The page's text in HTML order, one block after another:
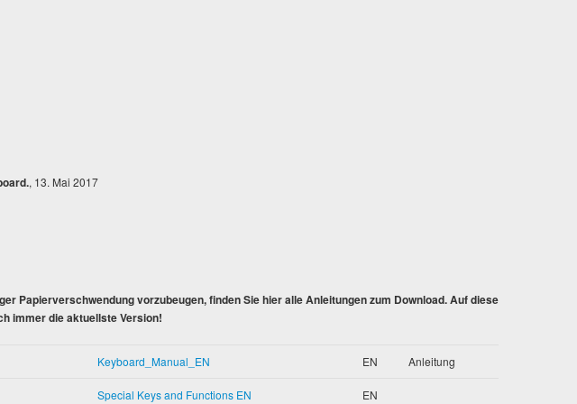
, 13. Mai 2017
Papierverschwendung vorzubeugen, finden Sie hier alle Anleitungen zum Download. Auf diese
immer die aktuellste Version!
Keyboard_Manual_EN EN Anleitung
Special Keys and Functions EN EN